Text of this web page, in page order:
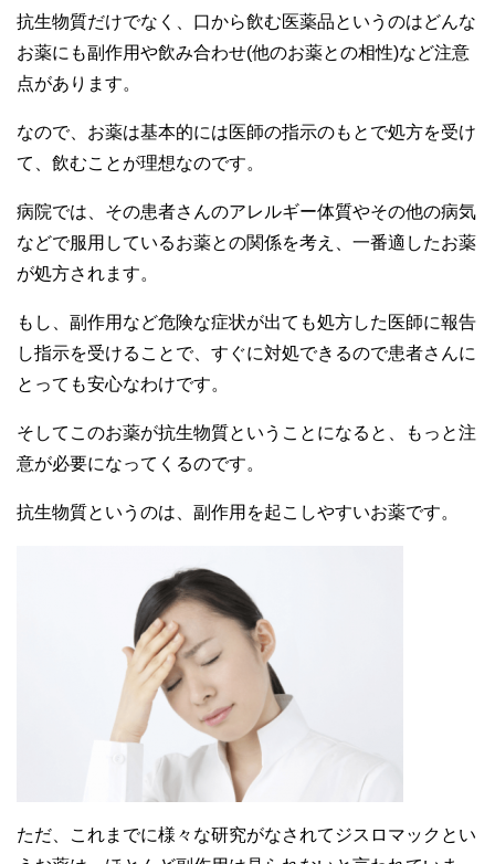
抗生物質だけでなく、口から飲む医薬品というのはどんな
お薬にも副作用や飲み合わせ(他のお薬との相性)など注意
点があります。
なので、お薬は基本的には医師の指示のもとで処方を受け
て、飲むことが理想なのです。
病院では、その患者さんのアレルギー体質やその他の病気
などで服用しているお薬との関係を考え、一番適したお薬
が処方されます。
もし、副作用など危険な症状が出ても処方した医師に報告
し指示を受けることで、すぐに対処できるので患者さんに
とっても安心なわけです。
そしてこのお薬が抗生物質ということになると、もっと注
意が必要になってくるのです。
抗生物質というのは、副作用を起こしやすいお薬です。
ただ、これまでに様々な研究がなされてジスロマックとい